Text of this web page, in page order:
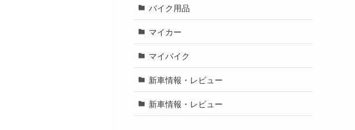
バイク用品
マイカー
マイバイク
新車情報・レビュー
新車情報・レビュー